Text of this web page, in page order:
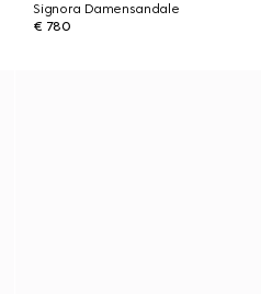
Signora Damensandale
€ 780